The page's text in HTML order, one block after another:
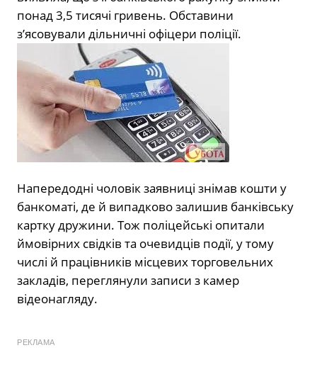
понад 3,5 тисячі гривень. Обставини
з’ясовували дільничні офіцери поліції.
Напередодні чоловік заявниці знімав кошти у
банкоматі, де й випадково залишив банківську
картку дружини. Тож поліцейські опитали
ймовірних свідків та очевидців події, у тому
числі й працівників місцевих торговельних
закладів, переглянули записи з камер
відеонагляду.
РЕКЛАМА